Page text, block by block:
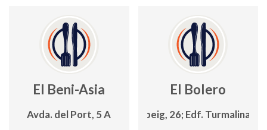
El Beni-Asia
Avda. del Port, 5 A
El Bolero
C/ Llebeig, 26; Edf. Turmalina, lc.